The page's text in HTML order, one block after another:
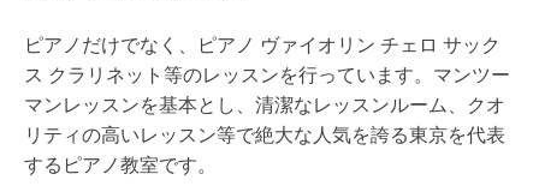
ピアノだけでなく、ピアノ ヴァイオリン チェロ サック
ス クラリネット等のレッスンを行っています。マンツー
マンレッスンを基本とし、清潔なレッスンルーム、クオ
リティの高いレッスン等で絶大な人気を誇る東京を代表
するピアノ教室です。